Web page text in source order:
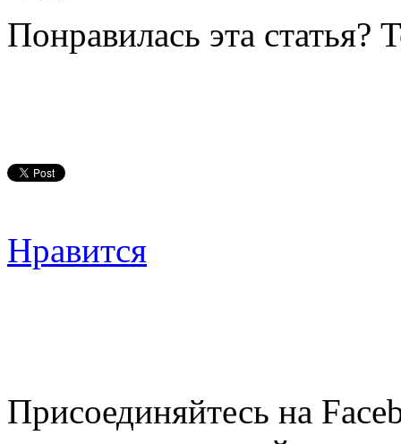
Понравилась эта статья?
Нравится
Присоединяйтесь на